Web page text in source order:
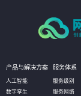
产品与解决方案
人工智能
数字孪生
服务体系
服务级别
服务网络